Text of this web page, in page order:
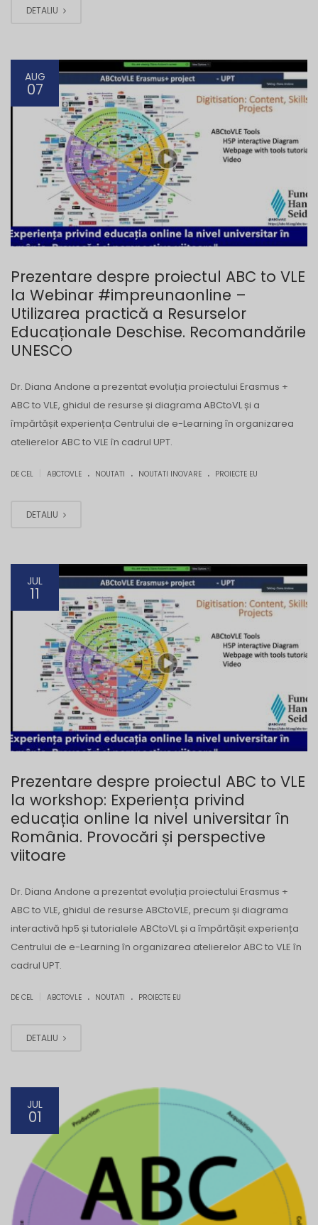
DETALIU
AUG
07
Prezentare despre proiectul ABC to VLE
la Webinar #impreunaonline –
Utilizarea practică a Resurselor
Educaționale Deschise. Recomandările
UNESCO
Dr. Diana Andone a prezentat evoluția proiectului Erasmus +
ABC to VLE, ghidul de resurse și diagrama ABCtoVL și a
împărtășit experiența Centrului de e-Learning în organizarea
atelierelor ABC to VLE în cadrul UPT.
DE CEL ABCTOVLE . NOUTATI . NOUTATI INOVARE . PROIECTE EU
DETALIU
JUL
11
Prezentare despre proiectul ABC to VLE
la workshop: Experiența privind
educația online la nivel universitar în
România. Provocări și perspective
viitoare
Dr. Diana Andone a prezentat evoluția proiectului Erasmus +
ABC to VLE, ghidul de resurse ABCtoVLE, precum și diagrama
interactivă hp5 și tutorialele ABCtoVL și a împărtășit experiența
Centrului de e-Learning în organizarea atelierelor ABC to VLE în
cadrul UPT.
DE CEL ABCTOVLE . NOUTATI . PROIECTE EU
DETALIU
JUL
01